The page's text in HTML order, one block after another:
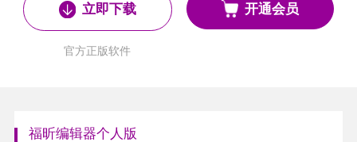
立即下载
官方正版软件
开通会员
福昕编辑器个人版